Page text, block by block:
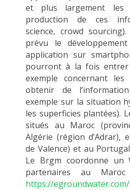
et plus largement les
production de ces
science, crowd
prévu le
application sur
pourront à la fois entrer
exemple concernant les
obtenir de
exemple sur la situation
les superficies plantées).
situés au Maroc
Algérie (région d’Adrar),
de Valence) et au
Le Brgm coordonne un
partenaires au
https://egroundwater.com/